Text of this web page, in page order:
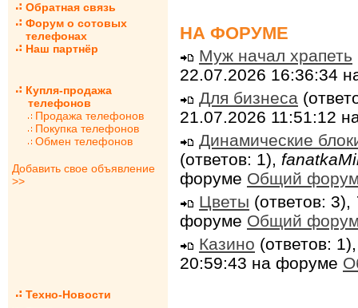
Обратная связь
Форум о сотовых
телефонах
Наш партнёр
Купля-продажа
телефонов
Продажа телефонов
Покупка телефонов
Обмен телефонов
Добавить свое объявление
>>
Техно-Новости
НА ФОРУМЕ
Муж начал храпеть
22.07.2026 16:36:34
Для бизнеса
21.07.2026 11:51:12
Динамические
(ответов: 1),
форуме Общий
Цветы (ответов: 3),
форуме Общий
Казино (ответов:
20:59:43 на форуме